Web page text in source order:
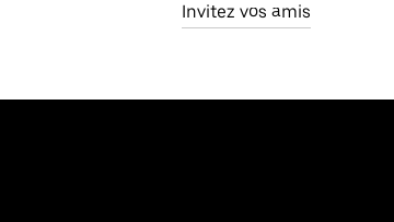
Invitez vos amis